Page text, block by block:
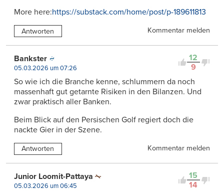
More here:https://substack.com/home/post/p-189611813
Antworten Kommentar melden
12
9
Bankster
05.03.2026 um 07:26
So wie ich die Branche kenne, schlummern da noch
massenhaft gut getarnte Risiken in den Bilanzen. Und
zwar praktisch aller Banken.
Beim Blick auf den Persischen Golf regiert doch die
nackte Gier in der Szene.
Antworten Kommentar melden
15
14
Junior Loomit-Pattaya
05.03.2026 um 06:45